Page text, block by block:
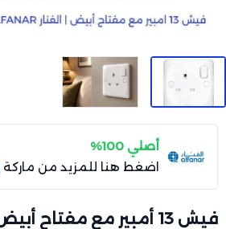
أصلي 100%
اضغط هنا للمزيد من ماركة
فيش 13 أمبير مع مفتاح أبيض | الفنار ِAlfanar